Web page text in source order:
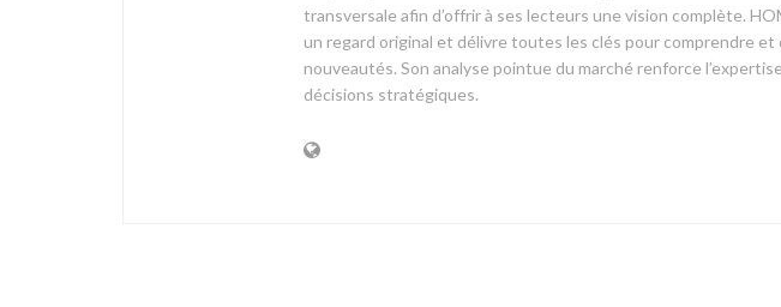
transversale afin d’offrir à ses lecteurs une vision complète.
un regard original et délivre toutes les clés pour comprendre et
nouveautés. Son analyse pointue du marché renforce
décisions stratégiques.